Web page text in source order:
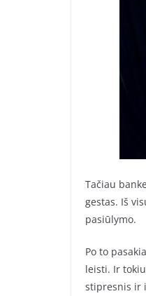
Tačiau
gestas. Iš
pasiūlymo.
Po to
leisti. Ir
stipresnis ir